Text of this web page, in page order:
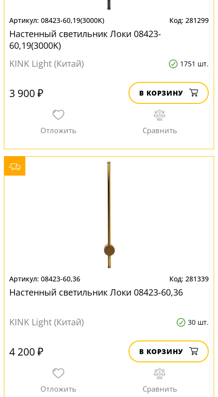
08423-60,19(3000K) 281299
Настенный светильник Локи 08423-
60,19(3000K)
KINK Light (Китай)
1751 шт.
3 900 ₽ В КОРЗИНУ
08423-60,36 281339
Настенный светильник Локи 08423-60,36
KINK Light (Китай) 30 шт.
4 200 ₽ В КОРЗИНУ